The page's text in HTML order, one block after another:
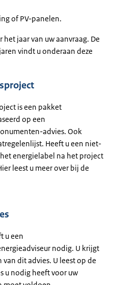
of PV-panelen.
jaar van uw aanvraag. De
vindt u onderaan deze
is een pakket
op een
advies. Ook
Heeft u een niet-
energielabel na het project
leest u meer over bij de
u een
nodig. U krijgt
dit advies. U leest op de
u nodig heeft voor uw